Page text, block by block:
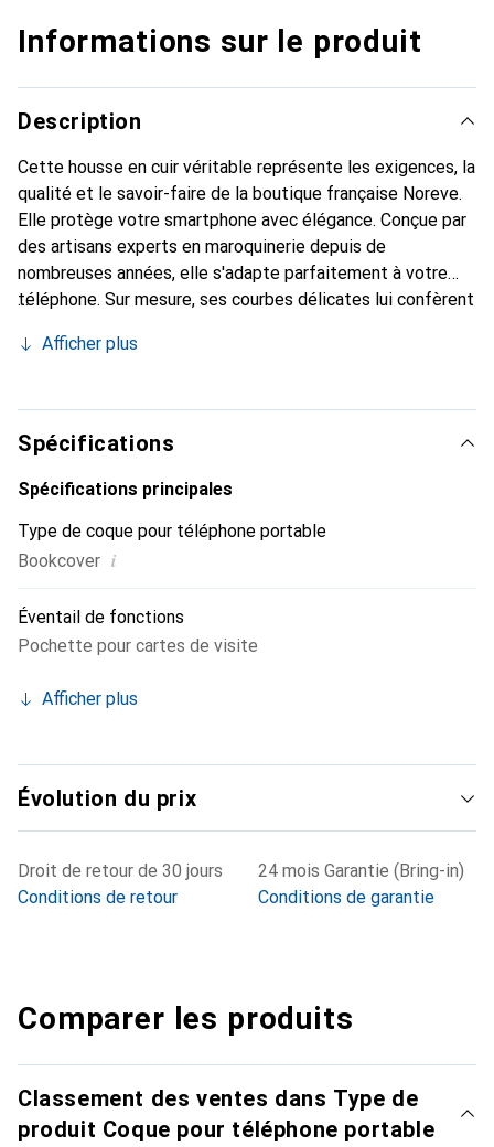
Informations sur le produit
Description
Cette housse en cuir véritable représente les exigences, la
qualité et le savoir-faire de la boutique française Noreve.
Elle protège votre smartphone avec élégance. Conçue par
des artisans experts en maroquinerie depuis de
nombreuses années, elle s'adapte parfaitement à votre
téléphone. Sur mesure, ses courbes délicates lui confèrent
et indispensable pour votre smartphone. Reconnaître
marque Noreve est un choix sûr pour une clientèle
exigeante.
Afficher plus
Spécifications
Spécifications principales
Type de coque pour téléphone portable
Bookcover i
Éventail de fonctions
Pochette pour cartes de visite
Afficher plus
Évolution du prix
Droit de retour de 30 jours
Conditions de retour
24 mois Garantie (Bring-in)
Conditions de garantie
Comparer les produits
Classement des ventes dans Type de
produit Coque pour téléphone portable